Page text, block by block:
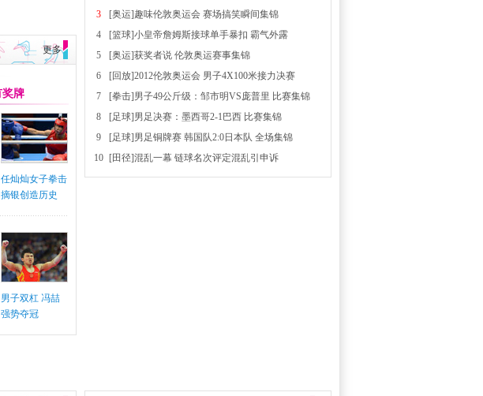
更多
奖牌
任灿灿女子拳击
摘银创造历史
男子双杠 冯喆
强势夺冠
3
[奥运]趣味伦敦奥运会 赛场搞笑瞬间集锦
4
[篮球]小皇帝詹姆斯接球单手暴扣 霸气外露
5
[奥运]获奖者说 伦敦奥运赛事集锦
6
[回放]2012伦敦奥运会 男子4X100米接力决赛
7
[拳击]男子49公斤级：邹市明VS庞普里 比赛集锦
8
[足球]男足决赛：墨西哥2-1巴西 比赛集锦
9
[足球]男足铜牌赛 韩国队2:0日本队 全场集锦
10
[田径]混乱一幕 链球名次评定混乱引申诉